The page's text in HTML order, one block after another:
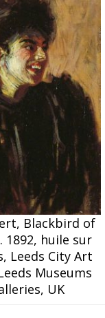
Blackbird of
1892, huile sur
Leeds City Art
Museums
UK